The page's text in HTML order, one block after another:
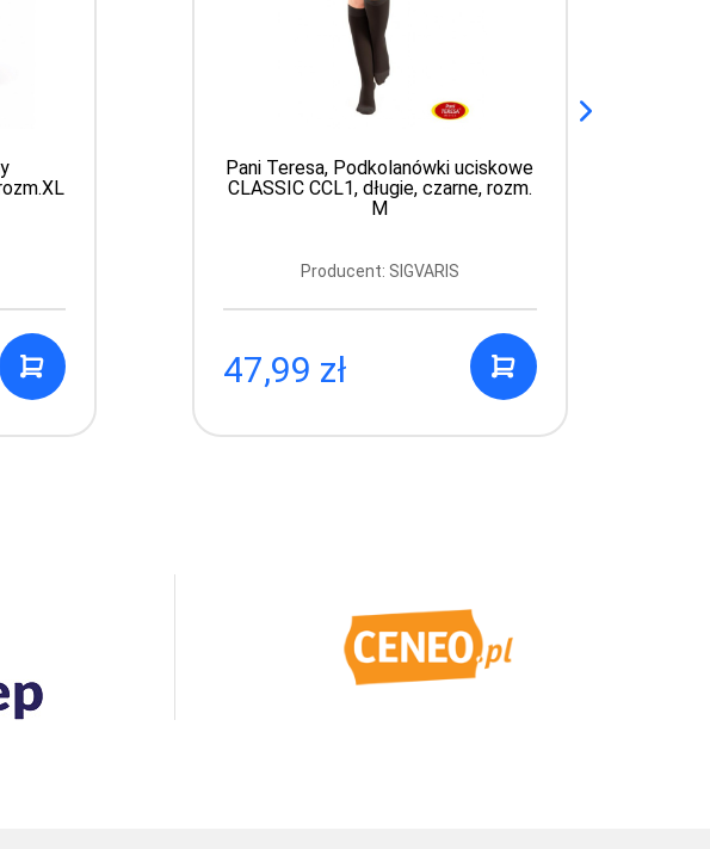
Pani Teresa, Podkolanówki uciskowe
CLASSIC CCL1, długie, czarne, rozm.
M
Producent: SIGVARIS
47,99 zł